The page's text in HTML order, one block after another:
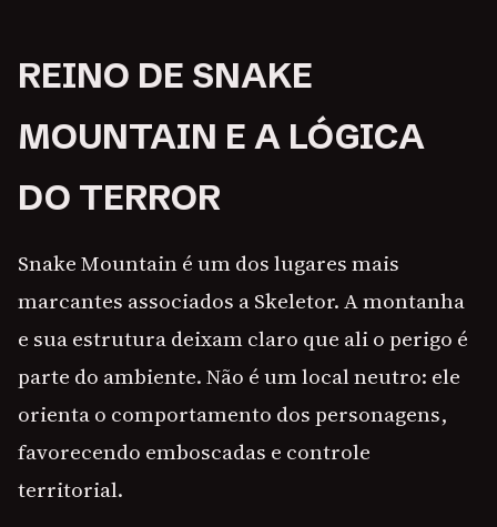
REINO DE SNAKE
MOUNTAIN E A LÓGICA
DO TERROR
Snake Mountain é um dos lugares mais
marcantes associados a Skeletor. A montanha
e sua estrutura deixam claro que ali o perigo é
parte do ambiente. Não é um local neutro: ele
orienta o comportamento dos personagens,
favorecendo emboscadas e controle
territorial.